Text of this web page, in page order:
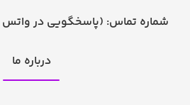
شماره تماس: +971504205570 (پاسخگویی در واتس اپ)
درباره ما